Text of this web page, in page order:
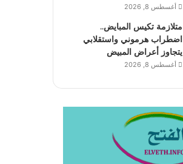
أغسطس 8, 2026
متلازمة تكيس المبايض..
اضطراب هرموني واستقلابي
يتجاوز أعراض المبيض
أغسطس 8, 2026